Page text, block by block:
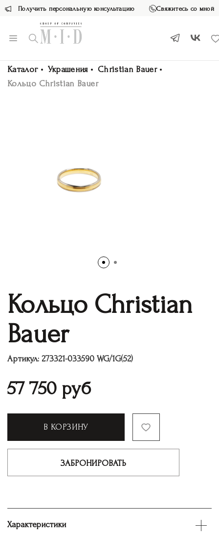
Получить персональную консультацию Свяжитесь со мной
Каталог Украшения
Christian Bauer
Кольцо Christian Bauer
Кольцо Christian
Bauer
Артикул: 273321-033590 WG/1G(52)
57 750 руб
В КОРЗИНУ
ЗАБРОНИРОВАТЬ
Характеристики